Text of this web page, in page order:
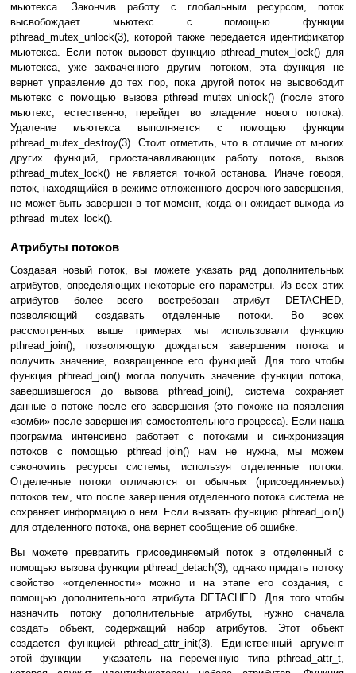
мьютекса. Закончив работу с глобальным ресурсом, поток
высвобождает мьютекс с помощью функции
pthread_mutex_unlock(3), которой также передается идентификатор
мьютекса. Если поток вызовет функцию pthread_mutex_lock() для
мьютекса, уже захваченного другим потоком, эта функция не
вернет управление до тех пор, пока другой поток не высвободит
мьютекс с помощью вызова pthread_mutex_unlock() (после этого
мьютекс, естественно, перейдет во владение нового потока).
Удаление мьютекса выполняется с помощью функции
pthread_mutex_destroy(3). Стоит отметить, что в отличие от многих
других функций, приостанавливающих работу потока, вызов
pthread_mutex_lock() не является точкой останова. Иначе говоря,
поток, находящийся в режиме отложенного досрочного завершения,
не может быть завершен в тот момент, когда он ожидает выхода из
pthread_mutex_lock().
Атрибуты потоков
Создавая новый поток, вы можете указать ряд дополнительных
атрибутов, определяющих некоторые его параметры. Из всех этих
атрибутов более всего востребован атрибут DETACHED,
позволяющий создавать отделенные потоки. Во всех
рассмотренных выше примерах мы использовали функцию
pthread_join(), позволяющую дождаться завершения потока и
получить значение, возвращенное его функцией. Для того чтобы
функция pthread_join() могла получить значение функции потока,
завершившегося до вызова pthread_join(), система сохраняет
данные о потоке после его завершения (это похоже на появления
«зомби» после завершения самостоятельного процесса). Если наша
программа интенсивно работает с потоками и синхронизация
потоков с помощью pthread_join() нам не нужна, мы можем
сэкономить ресурсы системы, используя отделенные потоки.
Отделенные потоки отличаются от обычных (присоединяемых)
потоков тем, что после завершения отделенного потока система не
сохраняет информацию о нем. Если вызвать функцию pthread_join()
для отделенного потока, она вернет сообщение об ошибке.
Вы можете превратить присоединяемый поток в отделенный с
помощью вызова функции pthread_detach(3), однако придать потоку
свойство «отделенности» можно и на этапе его создания, с
помощью дополнительного атрибута DETACHED. Для того чтобы
назначить потоку дополнительные атрибуты, нужно сначала
создать объект, содержащий набор атрибутов. Этот объект
создается функцией pthread_attr_init(3). Единственный аргумент
этой функции – указатель на переменную типа pthread_attr_t,